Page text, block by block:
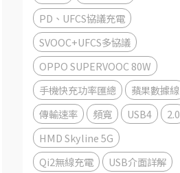
PD、UFCS協議充電
SVOOC+UFCS多協議
OPPO SUPERVOOC 80W
手機快充功率匯總
蘋果數據線
傳輸速率
頻寬 USB4
2.0
HMD Skyline 5G
Qi2無線充電
USB介面詳解